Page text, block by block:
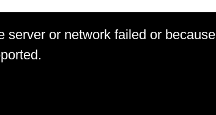
server or network failed or because